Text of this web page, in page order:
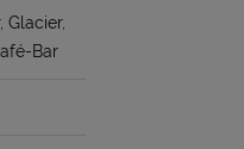
Glacier,
Bar